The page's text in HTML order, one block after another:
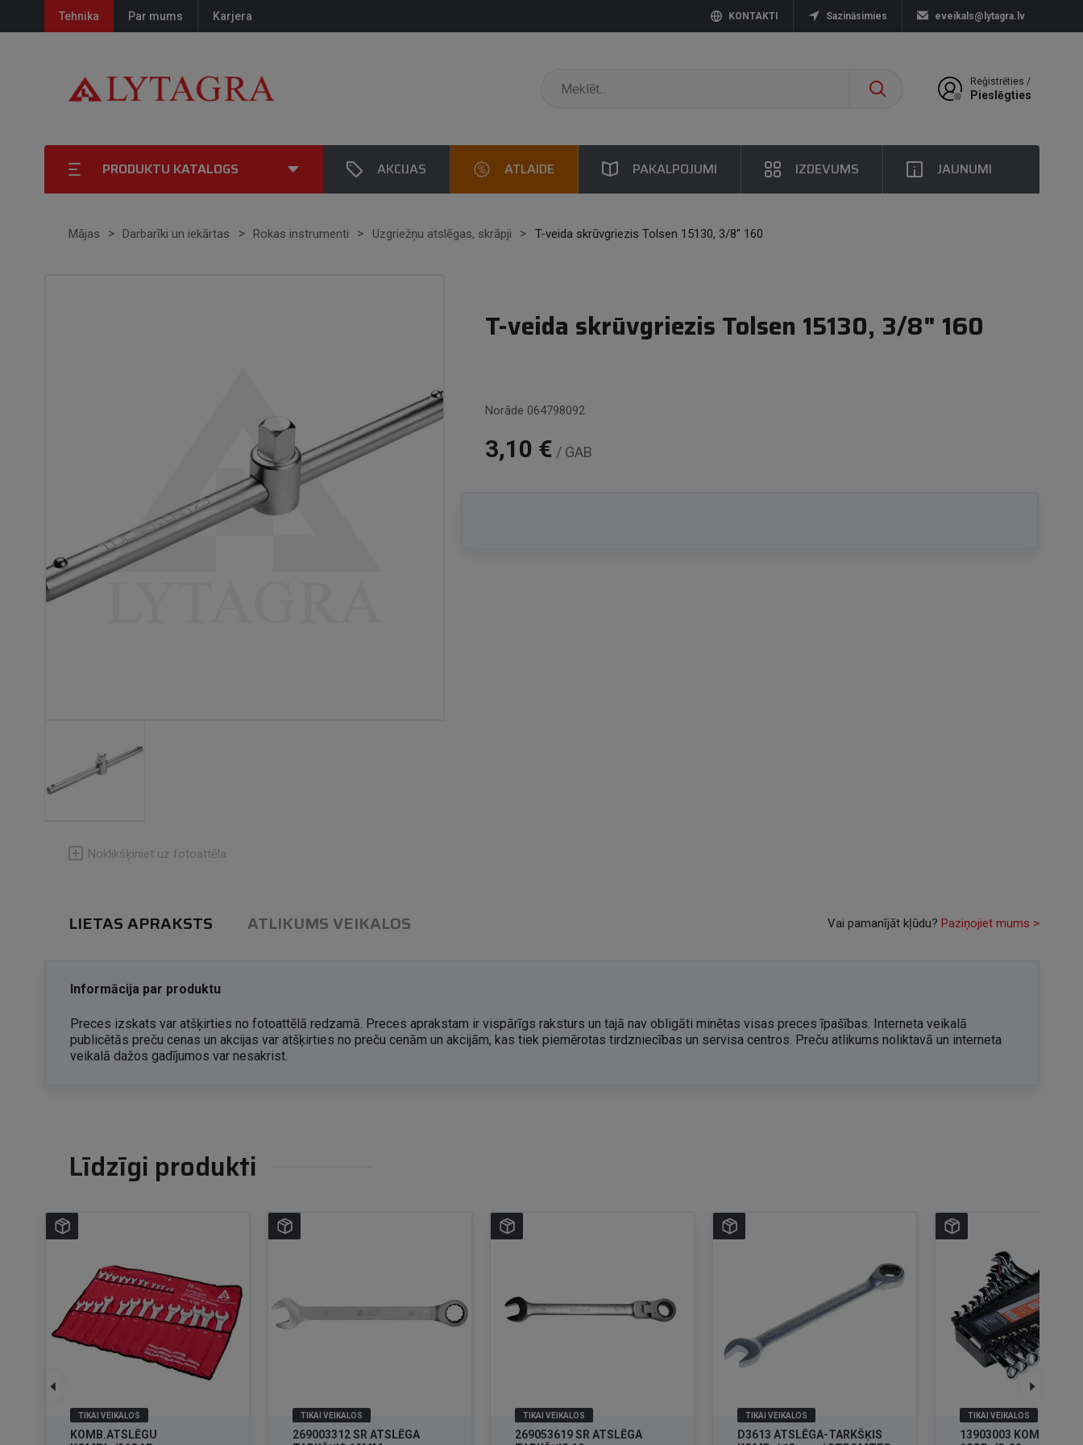
Tehnika Par mums Karjera KONTAKTI Sazināsimies eveikals@lytagra.lv
Reģistrēties /
Pieslēgties
PRODUKTU KATALOGS AKCIJAS ATLAIDE PAKALPOJUMI IZDEVUMS JAUNUMI
Mājas Darbarīki un iekārtas Rokas instrumenti Uzgriežņu atslēgas, skrāpji T-veida skrūvgriezis Tolsen 15130, 3/8" 160
Noklikšķiniet uz fotoattēla
T-veida skrūvgriezis Tolsen 15130, 3/8" 160
Norāde 064798092
3,10 € / GAB
Vai pamanījāt kļūdu? Paziņojiet mums >
LIETAS APRAKSTS ATLIKUMS VEIKALOS
Informācija par produktu
Preces izskats var atšķirties no fotoattēlā redzamā. Preces aprakstam ir vispārīgs raksturs un tajā nav obligāti minētas visas preces īpašības. Interneta veikalā
publicētās preču cenas un akcijas var atšķirties no preču cenām un akcijām, kas tiek piemērotas tirdzniecības un servisa centros. Preču atlikums noliktavā un interneta
veikalā dažos gadījumos var nesakrist.
Līdzīgi produkti
TIKAI VEIKALOS
KOMB.ATSLĒGU
TIKAI VEIKALOS
269003312 SR ATSLĒGA
TIKAI VEIKALOS
269053619 SR ATSLĒGA
TIKAI VEIKALOS
D3613 ATSLĒGA-TARKŠĶIS
TIKAI VEIKALOS
13903003